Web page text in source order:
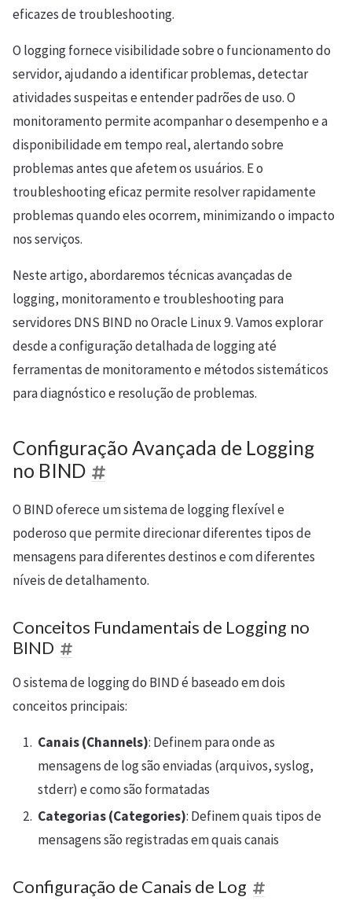
eficazes de troubleshooting.
O logging fornece visibilidade sobre o funcionamento do
servidor, ajudando a identificar problemas, detectar
atividades suspeitas e entender padrões de uso. O
monitoramento permite acompanhar o desempenho e a
disponibilidade em tempo real, alertando sobre
problemas antes que afetem os usuários. E o
troubleshooting eficaz permite resolver rapidamente
problemas quando eles ocorrem, minimizando o impacto
nos serviços.
Neste artigo, abordaremos técnicas avançadas de
logging, monitoramento e troubleshooting para
servidores DNS BIND no Oracle Linux 9. Vamos explorar
desde a configuração detalhada de logging até
ferramentas de monitoramento e métodos sistemáticos
para diagnóstico e resolução de problemas.
Configuração Avançada de Logging
no BIND
O BIND oferece um sistema de logging flexível e
poderoso que permite direcionar diferentes tipos de
mensagens para diferentes destinos e com diferentes
níveis de detalhamento.
Conceitos Fundamentais de Logging no
BIND
O sistema de logging do BIND é baseado em dois
conceitos principais:
Canais (Channels): Definem para onde as
mensagens de log são enviadas (arquivos, syslog,
stderr) e como são formatadas
Categorias (Categories): Definem quais tipos de
mensagens são registradas em quais canais
Configuração de Canais de Log